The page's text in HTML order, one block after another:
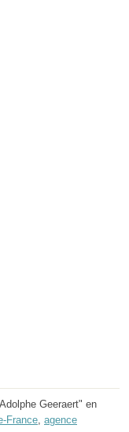
Geeraert" en
France agence